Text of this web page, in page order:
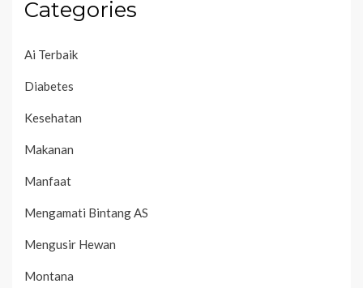
Categories
Ai Terbaik
Diabetes
Kesehatan
Makanan
Manfaat
Mengamati Bintang AS
Mengusir Hewan
Montana